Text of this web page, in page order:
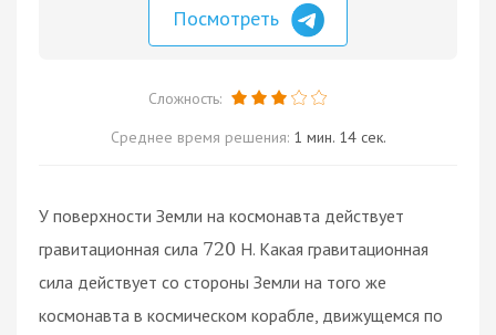
Посмотреть
Сложность:
Среднее время решения: 1 мин. 14 сек.
У поверхности Земли на космонавта действует
гравитационная сила 720 Н. Какая гравитационная
сила действует со стороны Земли на того же
космонавта в космическом корабле, движущемся по